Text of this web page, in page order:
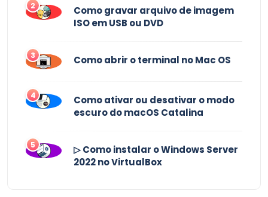
2
Como gravar arquivo de imagem
ISO em USB ou DVD
3 Como abrir o terminal no Mac OS
4
Como ativar ou desativar o modo
escuro do macOS Catalina
5
▷ Como instalar o Windows Server
2022 no VirtualBox